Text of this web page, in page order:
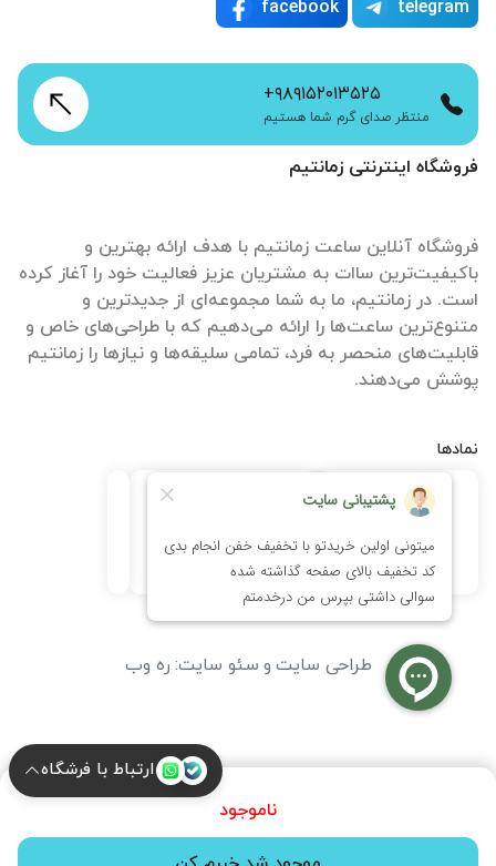
ناموجود
ارتباط با فرشگاه
فروشگاه اینترنتی زمانتیم
فروشگاه آنلاین ساعت زمانتیم با هدف ارائه بهترین و
باکیفیت‌ترین ساات‌ به مشتریان عزیز فعالیت خود را آغاز کرده
است. در زمانتیم، ما به شما مجموعه‌ای از جدیدترین و
متنوع‌ترین ساعت‌ها را ارائه می‌دهیم که با طراحی‌های خاص و
قابلیت‌های منحصر به فرد، تمامی سلیقه‌ها و نیازها را زمانتیم
پوشش می‌دهند.
نمادها
telegram
facebook
+۹۸۹۱۵۲۰۱۳۵۲۵
منتظر صدای گرم شما هستیم
طراحی سایت و سئو سایت: ره وب